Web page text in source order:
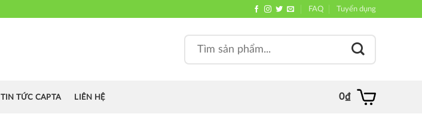
FAQ Tuyển dụng
for:
TIN TỨC CAPTA LIÊN HỆ 0₫